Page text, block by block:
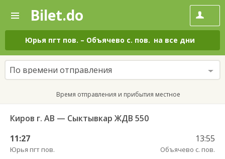
—
Поиск
и
покупка
билетов
на
автобус
онлайн
Bilet.do
Юрья пгт пов. – Объячево с. пов. на все дни
По времени отправления
Время отправления и прибытия местное
Киров г. АВ — Сыктывкар ЖДВ 550
11:27
Юрья пгт пов.
13:55
Объячево с. пов.